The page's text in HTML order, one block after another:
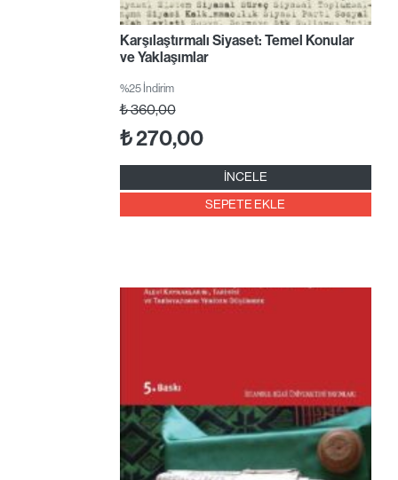
Karşılaştırmalı Siyaset: Temel Konular
ve Yaklaşımlar
%25 İndirim
₺360,00
₺270,00
İNCELE
SEPETE EKLE